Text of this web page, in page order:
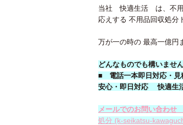
当社 快適生活 は、不用
応えする 不用品回収処分
万が一の時の 最高一億円
どんなものでも構いませ
■ 電話一本即日対応・
安心・即日対応 快適生
メールでのお問い合わせ
処分 (k-seikatsu-